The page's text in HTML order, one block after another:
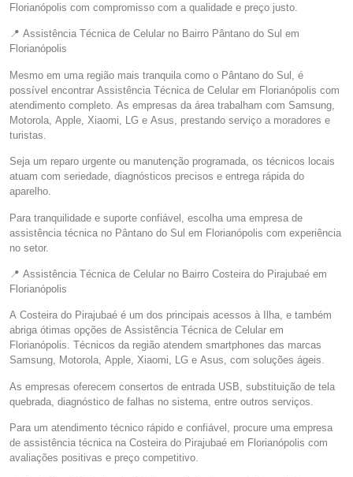
Florianópolis com compromisso com a qualidade e preço justo.
📍 Assistência Técnica de Celular no Bairro Pântano do Sul em
Florianópolis
Mesmo em uma região mais tranquila como o Pântano do Sul, é
possível encontrar Assistência Técnica de Celular em Florianópolis com
atendimento completo. As empresas da área trabalham com Samsung,
Motorola, Apple, Xiaomi, LG e Asus, prestando serviço a moradores e
turistas.
Seja um reparo urgente ou manutenção programada, os técnicos locais
atuam com seriedade, diagnósticos precisos e entrega rápida do
aparelho.
Para tranquilidade e suporte confiável, escolha uma empresa de
assistência técnica no Pântano do Sul em Florianópolis com experiência
no setor.
📍 Assistência Técnica de Celular no Bairro Costeira do Pirajubaé em
Florianópolis
A Costeira do Pirajubaé é um dos principais acessos à Ilha, e também
abriga ótimas opções de Assistência Técnica de Celular em
Florianópolis. Técnicos da região atendem smartphones das marcas
Samsung, Motorola, Apple, Xiaomi, LG e Asus, com soluções ágeis.
As empresas oferecem consertos de entrada USB, substituição de tela
quebrada, diagnóstico de falhas no sistema, entre outros serviços.
Para um atendimento técnico rápido e confiável, procure uma empresa
de assistência técnica na Costeira do Pirajubaé em Florianópolis com
avaliações positivas e preço competitivo.